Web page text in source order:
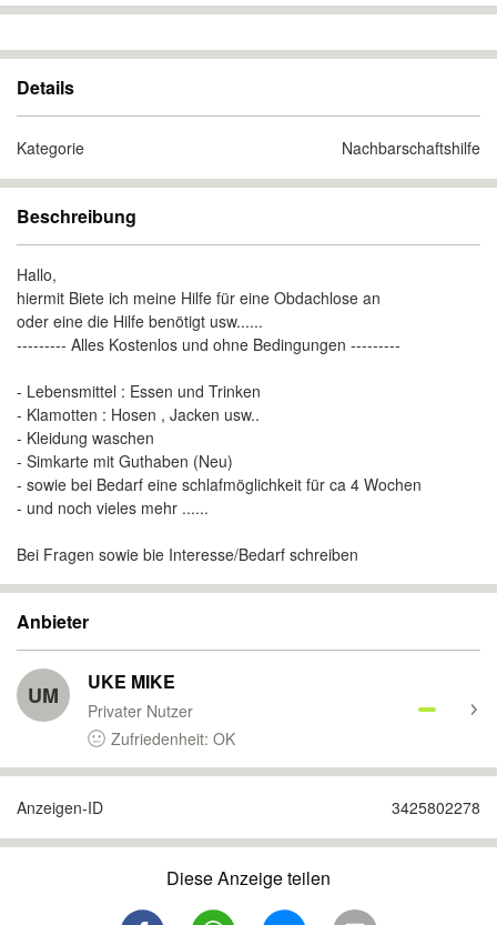
Details
Kategorie Nachbarschaftshilfe
Beschreibung
Hallo,
hiermit Biete ich meine Hilfe für eine Obdachlose an
oder eine die Hilfe benötigt usw......
--------- Alles Kostenlos und ohne Bedingungen ---------
- Lebensmittel : Essen und Trinken
- Klamotten : Hosen , Jacken usw..
- Kleidung waschen
- Simkarte mit Guthaben (Neu)
- sowie bei Bedarf eine schlafmöglichkeit für ca 4 Wochen
- und noch vieles mehr ......
Bei Fragen sowie bie Interesse/Bedarf schreiben
Anbieter
UM UKE MIKE
Privater Nutzer
Zufriedenheit: OK
Anzeigen-ID 3425802278
Diese Anzeige teilen